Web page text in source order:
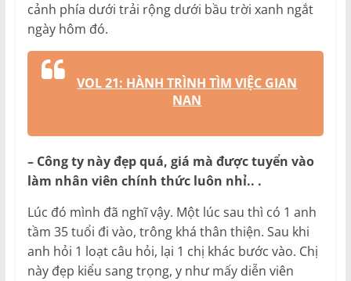
cảnh phía dưới trải rộng dưới bầu trời xanh ngắt
ngày hôm đó.
VOL 21: HÀNH TRÌNH TÌM VIỆC GIAN
NAN
– Công ty này đẹp quá, giá mà được tuyển vào
làm nhân viên chính thức luôn nhỉ.. .
Lúc đó mình đã nghĩ vậy. Một lúc sau thì có 1 anh
tầm 35 tuổi đi vào, trông khá thân thiện. Sau khi
anh hỏi 1 loạt câu hỏi, lại 1 chị khác bước vào. Chị
này đẹp kiểu sang trọng, y như mấy diễn viên